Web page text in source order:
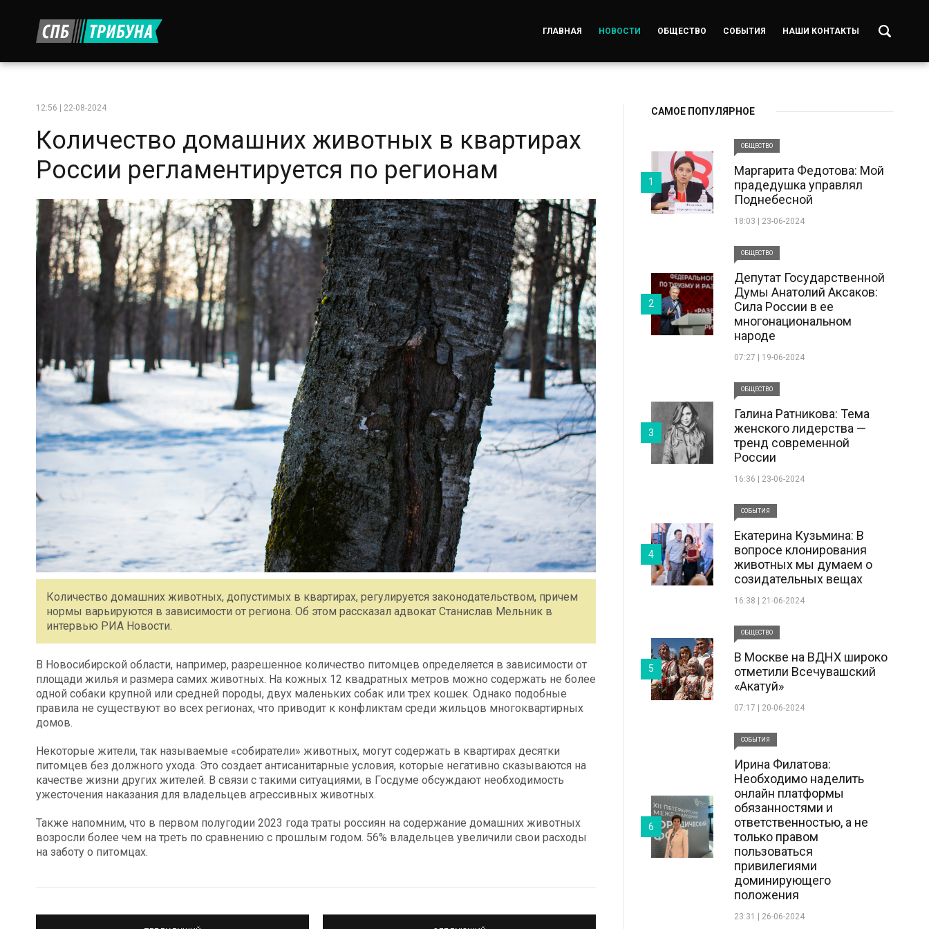
ГЛАВНАЯ НОВОСТИ ОБЩЕСТВО СОБЫТИЯ НАШИ КОНТАКТЫ
12:56 | 22-08-2024
Количество домашних животных в квартирах
России регламентируется по регионам
Количество домашних животных, допустимых в квартирах, регулируется законодательством, причем
нормы варьируются в зависимости от региона. Об этом рассказал адвокат Станислав Мельник в
интервью РИА Новости.
В Новосибирской области, например, разрешенное количество питомцев определяется в зависимости от
площади жилья и размера самих животных. На кожных 12 квадратных метров можно содержать не более
одной собаки крупной или средней породы, двух маленьких собак или трех кошек. Однако подобные
правила не существуют во всех регионах, что приводит к конфликтам среди жильцов многоквартирных
домов.
Некоторые жители, так называемые «собиратели» животных, могут содержать в квартирах десятки
питомцев без должного ухода. Это создает антисанитарные условия, которые негативно сказываются на
качестве жизни других жителей. В связи с такими ситуациями, в Госдуме обсуждают необходимость
ужесточения наказания для владельцев агрессивных животных.
Также напомним, что в первом полугодии 2023 года траты россиян на содержание домашних животных
возросли более чем на треть по сравнению с прошлым годом. 56% владельцев увеличили свои расходы
на заботу о питомцах.
САМОЕ ПОПУЛЯРНОЕ
ОБЩЕСТВО
Маргарита Федотова: Мой
прадедушка управлял
Поднебесной
18:03 | 23-06-2024
1
ОБЩЕСТВО
Депутат Государственной
Думы Анатолий Аксаков:
Сила России в ее
многонациональном
народе
07:27 | 19-06-2024
2
ОБЩЕСТВО
Галина Ратникова: Тема
женского лидерства —
тренд современной
России
16:36 | 23-06-2024
3
СОБЫТИЯ
Екатерина Кузьмина: В
вопросе клонирования
животных мы думаем о
созидательных вещах
16:38 | 21-06-2024
4
ОБЩЕСТВО
В Москве на ВДНХ широко
отметили Всечувашский
«Акатуй»
07:17 | 20-06-2024
5
СОБЫТИЯ
Ирина Филатова:
Необходимо наделить
онлайн платформы
обязанностями и
ответственностью, а не
только правом
пользоваться
привилегиями
доминирующего
положения
23:31 | 26-06-2024
6